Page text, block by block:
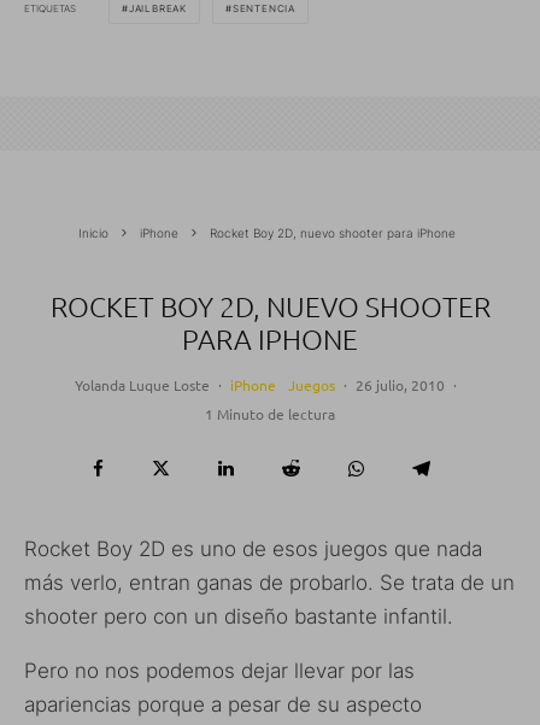
ETIQUETAS JAILBREAK SENTENCIA
Inicio iPhone Rocket Boy 2D, nuevo shooter para iPhone
ROCKET BOY 2D, NUEVO SHOOTER
PARA IPHONE
Yolanda Luque Loste · iPhone Juegos · 26 julio, 2010 ·
1 Minuto de lectura
Rocket Boy 2D es uno de esos juegos que nada
más verlo, entran ganas de probarlo. Se trata de un
shooter pero con un diseño bastante infantil.
Pero no nos podemos dejar llevar por las
apariencias porque a pesar de su aspecto